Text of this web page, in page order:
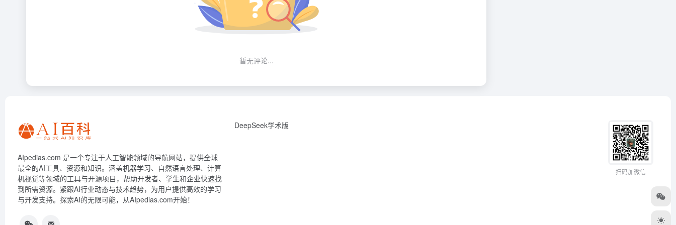
暂无评论...
AIpedias.com 是一个专注于人工智能领域的导航网站，提供全球
最全的AI工具、资源和知识。涵盖机器学习、自然语言处理、计算
机视觉等领域的工具与开源项目，帮助开发者、学生和企业快速找
到所需资源。紧跟AI行业动态与技术趋势，为用户提供高效的学习
与开发支持。探索AI的无限可能，从AIpedias.com开始！
DeepSeek学术版
扫码加微信